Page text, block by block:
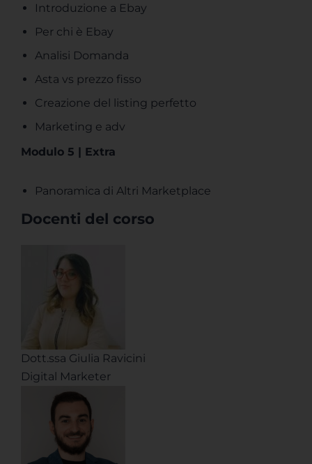
Introduzione a Ebay
Per chi è Ebay
Analisi Domanda
Asta vs prezzo fisso
Creazione del listing perfetto
Marketing e adv
Modulo 5 | Extra
Panoramica di Altri Marketplace
Docenti del corso
Dott.ssa Giulia Ravicini
Digital Marketer